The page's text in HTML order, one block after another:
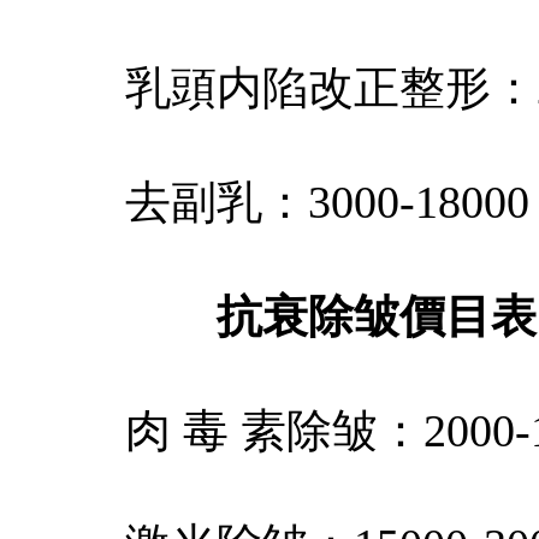
乳頭内陷改正整形：
去副乳：3000-18000
抗衰除皱價目表
肉 毒 素除皱：2000-